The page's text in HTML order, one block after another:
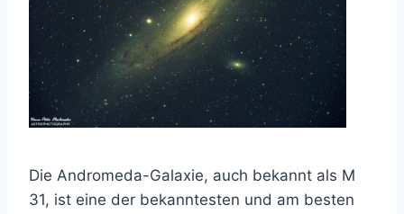
Die Andromeda-Galaxie, auch bekannt als M
31, ist eine der bekanntesten und am besten